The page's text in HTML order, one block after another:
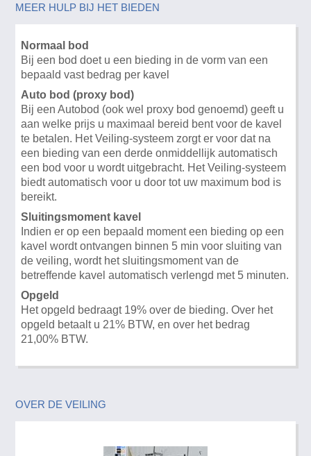
MEER HULP BIJ HET BIEDEN
Normaal bod
Bij een bod doet u een bieding in de vorm van een
bepaald vast bedrag per kavel
Auto bod (proxy bod)
Bij een Autobod (ook wel proxy bod genoemd) geeft u
aan welke prijs u maximaal bereid bent voor de kavel
te betalen. Het Veiling-systeem zorgt er voor dat na
een bieding van een derde onmiddellijk automatisch
een bod voor u wordt uitgebracht. Het Veiling-systeem
biedt automatisch voor u door tot uw maximum bod is
bereikt.
Sluitingsmoment kavel
Indien er op een bepaald moment een bieding op een
kavel wordt ontvangen binnen 5 min voor sluiting van
de veiling, wordt het sluitingsmoment van de
betreffende kavel automatisch verlengd met 5 minuten.
Opgeld
Het opgeld bedraagt 19% over de bieding. Over het
opgeld betaalt u 21% BTW, en over het bedrag
21,00% BTW.
OVER DE VEILING